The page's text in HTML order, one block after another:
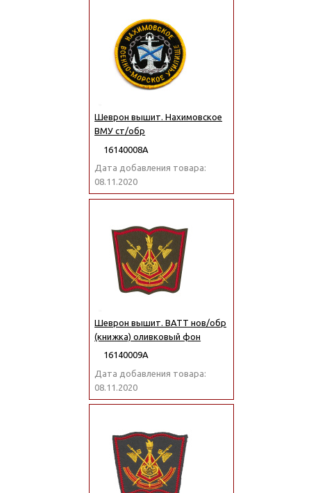
Шеврон вышит. Нахимовское
ВМУ ст/обр
16140008А
Дата добавления товара:
08.11.2020
Шеврон вышит. ВАТТ нов/обр
(книжка) оливковый фон
16140009А
Дата добавления товара:
08.11.2020